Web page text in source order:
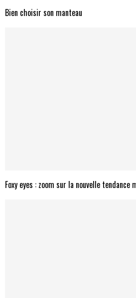
Bien choisir son manteau
Foxy eyes : zoom sur la nouvelle tendance